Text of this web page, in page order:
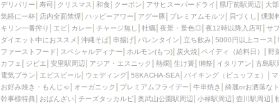
デリバリー
寿司 クリスマス 和食 クーポン アサヒスーパードライ 県庁前駅周辺 大
気軽に一杯
店内全面禁煙 ハッピーアワー アグー豚 プレミアムモルツ 貝づくし 燻製
キリン一番搾り
エビ カレー チャージ無し 牡蠣 夜景・景色◎ 夜12時以降入店可 サ
ダイエット中におススメ
沖縄そば 串揚げ バレンタイン 立ち飲み 5000円以上コース
ファーストフード
スペシャルディナー ホルモン(もつ) 炭火焼 ペイディ（給料日） 野
カフェ
ジビエ 安里駅周辺 アジア・エスニック 熱燗 生け簀 獺祭 イタリアン 古島駅
電気ブラン
エビスビール ウェディング 58KACHA-SEA バイキング（ビュッフェ）
お好み焼き・もんじゃ
オーガニック プレミアムフライデー 牛串焼き 綺麗orお洒落な
幹事様特典
おばんざい チーズタッカルビ 奥武山公園駅周辺 小禄駅周辺 壺川駅周辺